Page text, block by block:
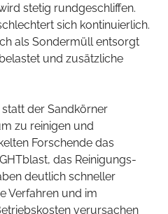
stetig rundgeschliffen.
sich kontinuierlich.
als Sondermüll entsorgt
und zusätzliche
der Sandkörner
zu reinigen und
Forschende das
das Reinigungs-
deutlich schneller
Verfahren und im
verursachen